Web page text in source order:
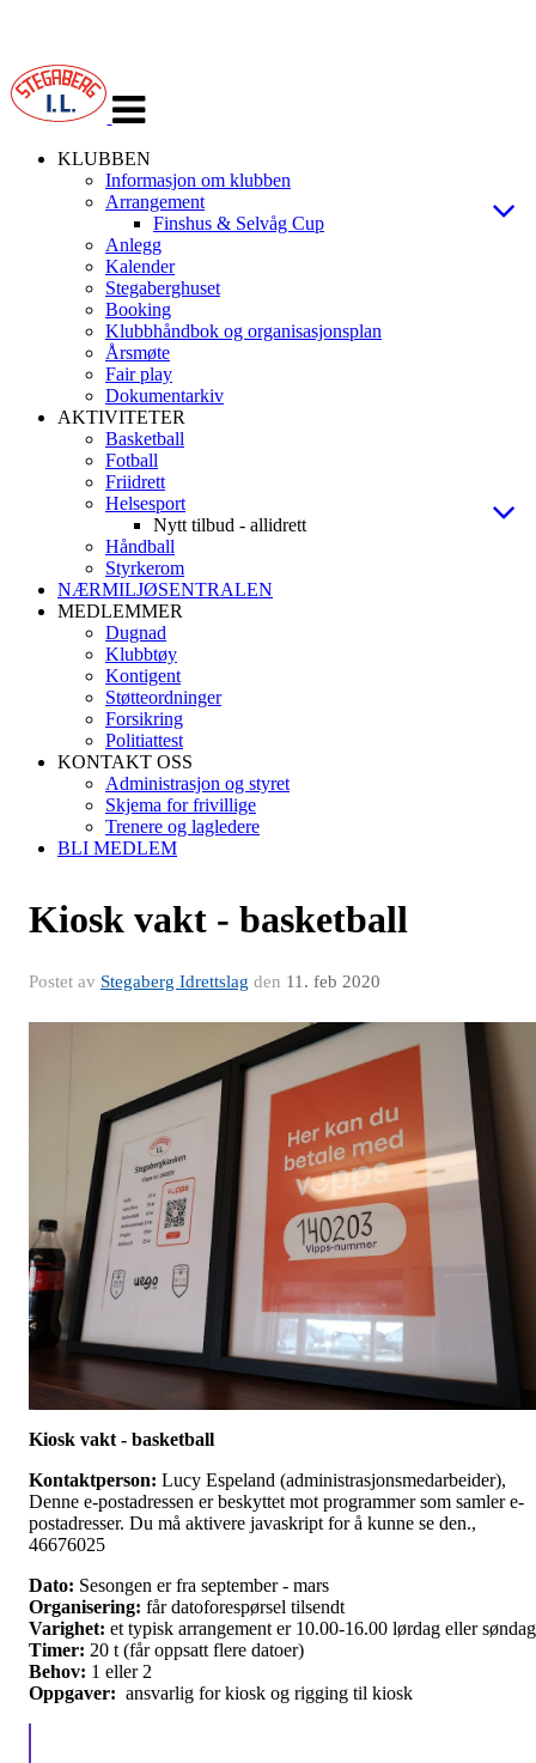
navigasjon
KLUBBEN
Informasjon om klubben
Arrangement
Finshus & Selvåg Cup
Anlegg
Kalender
Stegaberghuset
Booking
Klubbhåndbok og organisasjonsplan
Årsmøte
Fair play
Dokumentarkiv
AKTIVITETER
Basketball
Fotball
Friidrett
Helsesport
Nytt tilbud - allidrett
Håndball
Styrkerom
NÆRMILJØSENTRALEN
MEDLEMMER
Dugnad
Klubbtøy
Kontigent
Støtteordninger
Forsikring
Politiattest
KONTAKT OSS
Administrasjon og styret
Skjema for frivillige
Trenere og lagledere
BLI MEDLEM
Kiosk vakt - basketball
Postet av Stegaberg Idrettslag den 11. feb 2020
Kiosk vakt - basketball
Kontaktperson: Lucy Espeland (administrasjonsmedarbeider),
Denne e-postadressen er beskyttet mot programmer som samler e-
postadresser. Du må aktivere javaskript for å kunne se den.,
46676025
Dato: Sesongen er fra september - mars
Organisering: får datoforespørsel tilsendt
Varighet: et typisk arrangement er 10.00-16.00 lørdag eller søndag
Timer: 20 t (får oppsatt flere datoer)
Behov: 1 eller 2
Oppgaver: ansvarlig for kiosk og rigging til kiosk